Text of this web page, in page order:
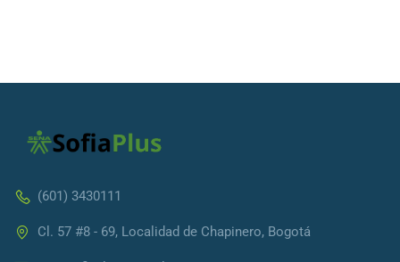
(601) 3430111
Cl. 57 #8 - 69, Localidad de Chapinero, Bogotá